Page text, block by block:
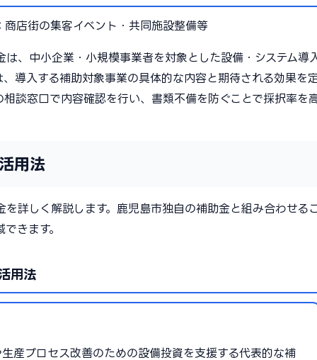
商店街の集客イベント・共同施設整備等
、中小企業・小規模事業者を対象とした設備・システム導
導入する補助対象事業の具体的な内容と期待される効果を
談窓口で内容確認を行い、書類不備を防ぐことで採択率を
用法
詳しく解説します。鹿児島市独自の補助金と組み合わせる
きます。
用法
産プロセス改善のための設備投資を支援する代表的な補